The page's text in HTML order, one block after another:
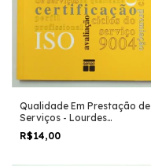
Qualidade Em Prestação de
Serviços - Lourdes
Hargreaves e Outros
R$14,00